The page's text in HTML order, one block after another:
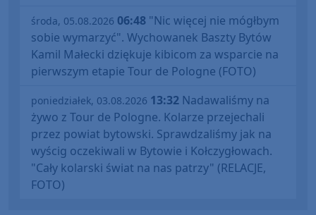
środa, 05.08.2026 06:48 "Nic więcej nie mógłbym
sobie wymarzyć". Wychowanek Baszty Bytów
Kamil Małecki dziękuje kibicom za wsparcie na
pierwszym etapie Tour de Pologne (FOTO)
poniedziałek, 03.08.2026 13:32 Nadawaliśmy na
żywo z Tour de Pologne. Kolarze przejechali
przez powiat bytowski. Sprawdzaliśmy jak na
wyścig oczekiwali w Bytowie i Kołczygłowach.
"Cały kolarski świat na nas patrzy" (RELACJE,
FOTO)